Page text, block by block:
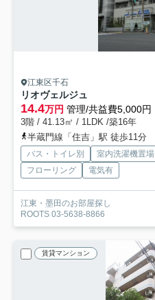
江東区千石
リオヴェルジュ
14.4万円 管理/共益費5,000円
3階 / 41.13㎡ / 1LDK /築16年
半蔵門線「住吉」駅 徒歩11分
バス・トイレ別 室内洗濯機置場
フローリング
電気有
江東・墨田のお部屋探し
ROOTS 03-5638-8866
賃貸マンション